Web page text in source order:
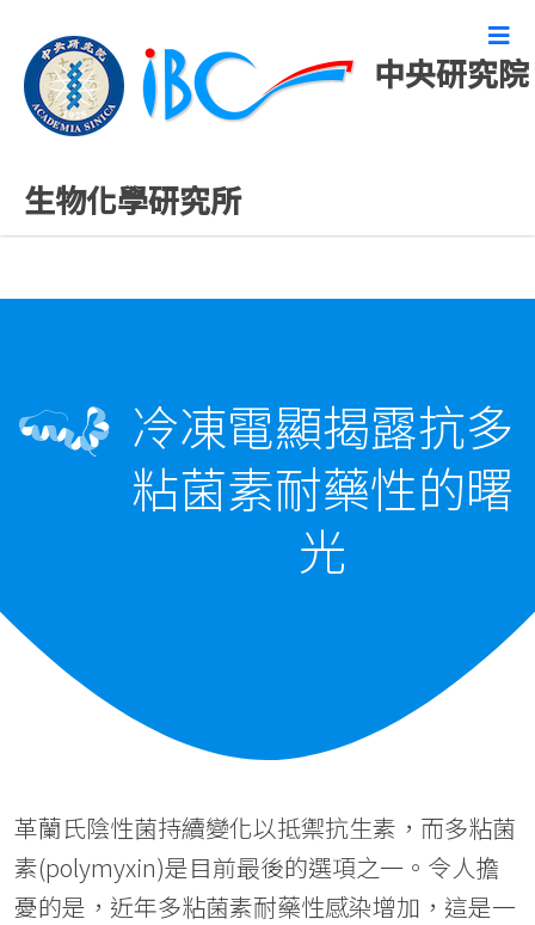
中央研究院
生物化學研究所
精彩研究成果
冷凍電顯揭露抗多
粘菌素耐藥性的曙
光
革蘭氏陰性菌持續變化以抵禦抗生素，而多粘菌
素(polymyxin)是目前最後的選項之一。令人擔
憂的是，近年多粘菌素耐藥性感染增加，這是一